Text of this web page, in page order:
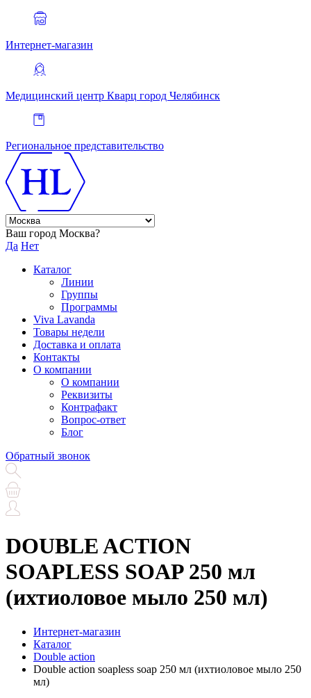
Интернет-магазин
Медицинский центр Кварц город Челябинск
Региональное представительство
Ваш город Москва?
Да Нет
Каталог
Линии
Группы
Программы
Viva Lavanda
Товары недели
Доставка и оплата
Контакты
О компании
О компании
Реквизиты
Контрафакт
Вопрос-ответ
Блог
Обратный звонок
DOUBLE ACTION
SOAPLESS SOAP 250 мл
(ихтиоловое мыло 250 мл)
Интернет-магазин
Каталог
Double action
Double action soapless soap 250 мл (ихтиоловое мыло 250
мл)